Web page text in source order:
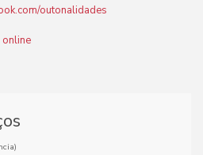
outonalidades
online